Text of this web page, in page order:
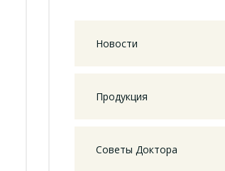
Новости
Продукция
Советы Доктора